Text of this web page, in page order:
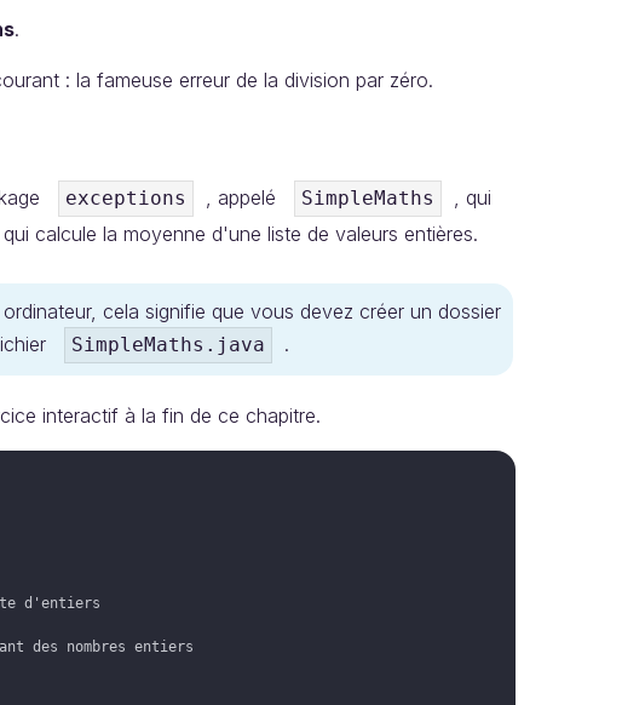
.
: la fameuse erreur de la division par zéro.
exceptions , appelé SimpleMaths
, qui
qui calcule la moyenne d'une liste de valeurs entières.
cela signifie que vous devez créer un dossier
SimpleMaths.java .
interactif à la fin de ce chapitre.
d'entiers
des nombres entiers